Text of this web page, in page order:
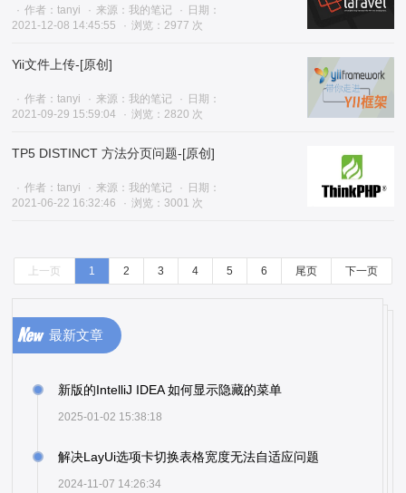
作者：tanyi 来源：我的笔记
日期：
2021-12-08 14:45:55
浏览：2977 次
Yii文件上传-[原创]
作者：tanyi 来源：我的笔记
日期：
2021-09-29 15:59:04
浏览：2820 次
TP5 DISTINCT 方法分页问题-[原创]
作者：tanyi 来源：我的笔记
日期：
2021-06-22 16:32:46
浏览：3001 次
上一页 1 2 3 4 5 6 尾页 下一页
最新文章
新版的IntelliJ IDEA 如何显示隐藏的菜单
2025-01-02 15:38:18
解决LayUi选项卡切换表格宽度无法自适应问题
2024-11-07 14:26:34